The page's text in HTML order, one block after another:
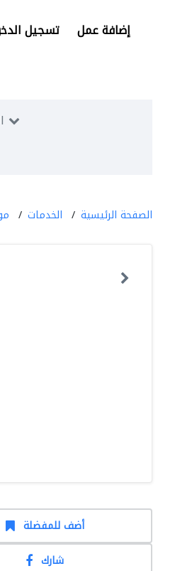
تسجيل إضافة عمل
الصفحة الرئيسية الخدمات
أضف للمفضلة
شارك